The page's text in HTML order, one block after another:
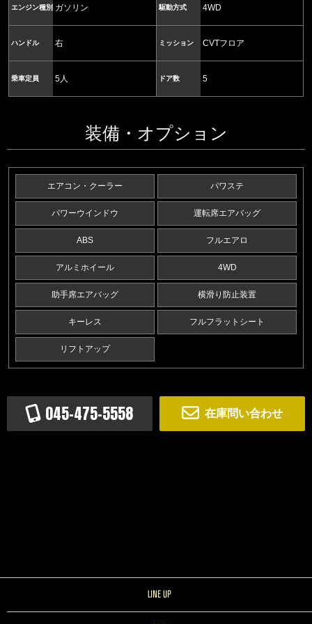
エンジン種別 ガソリン 駆動方式 4WD
ハンドル 右 ミッション CVTフロア
乗車定員 5人 ドア数 5
装備・オプション
エアコン・クーラー パワステ
パワーウインドウ 運転席エアバッグ
ABS フルエアロ
アルミホイール 4WD
助手席エアバッグ 横滑り防止装置
キーレス フルフラットシート
リフトアップ
045-475-5558 在庫問い合わせ
LINE UP